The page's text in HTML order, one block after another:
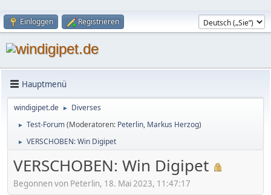
Einloggen Registrieren
Hauptmenü
windigipet.de ► Diverses
► Test-Forum(Moderatoren: Peterlin, Markus Herzog)
► VERSCHOBEN: Win Digipet
VERSCHOBEN: Win Digipet
Begonnen von Peterlin, 18. Mai 2023, 11:47:17